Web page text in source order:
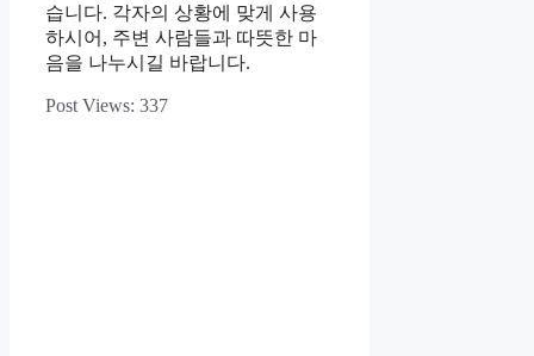
습니다. 각자의 상황에 맞게 사용
하시어, 주변 사람들과 따뜻한 마
음을 나누시길 바랍니다.
Post Views: 337